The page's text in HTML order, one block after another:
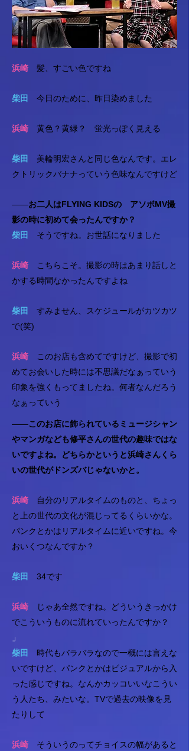
浜崎 髪、すごい色ですね
柴田 今日のために、昨日染めました
浜崎 黄色？黄緑？ 蛍光っぽく見える
柴田
美輪明宏さんと同じ色なんです。エレ
クトリックバナナっていう色味なんですけど
――お二人はFLYING KIDSの アソボMV撮
影の時に初めて会ったんですか？
柴田
そうですね。お世話になりました
浜崎 こちらこそ。撮影の時はあまり話しと
かする時間なかったんですよね
柴田
すみません、スケジュールがカツカツ
で(笑)
浜崎 このお店も含めてですけど、撮影で初
めてお会いした時には不思議だなぁっていう
印象を強くもってましたね。何者なんだろう
なぁっていう
――このお店に飾られているミュージシャン
やマンガなども修平さんの世代の趣味ではな
いですよね。
どちらかというと浜崎さんくら
いの世代がドンズバじゃないかと。
浜崎 自分のリアルタイムのものと、ちょっ
と上の世代の文化が混じってるくらいかな。
パンクとかはリアルタイムに近いですね。今
おいくつなんですか？
柴田 34です
浜崎 じゃあ全然ですね。どういうきっかけ
でこういうものに流れていったんですか？
」
柴田
時代もバラバラなので一概には言えな
いですけど、パンクとかはビジュアルから入
った感じですね。なんかカッコいいなこうい
う人たち、みたいな。TVで過去の映像を見
たりして
浜崎 そういうのってチョイスの幅があると